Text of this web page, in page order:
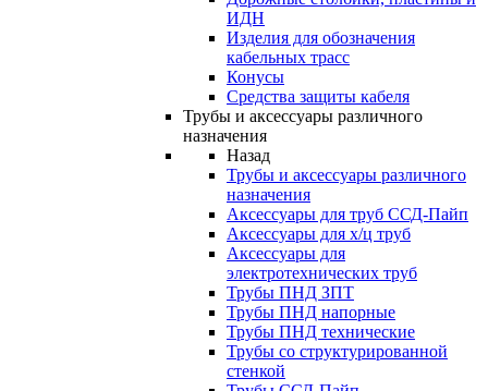
ИДН
Изделия для обозначения
кабельных трасс
Конусы
Средства защиты кабеля
Трубы и аксессуары различного
назначения
Назад
Трубы и аксессуары различного
назначения
Аксессуары для труб ССД-Пайп
Аксессуары для х/ц труб
Аксессуары для
электротехнических труб
Трубы ПНД ЗПТ
Трубы ПНД напорные
Трубы ПНД технические
Трубы со структурированной
стенкой